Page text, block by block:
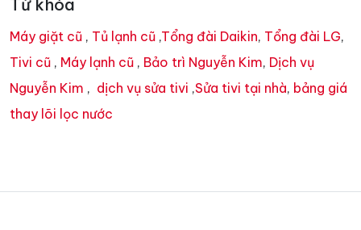
Từ khóa
Máy giặt cũ , Tủ lạnh cũ ,Tổng đài Daikin, Tổng đài LG,
Tivi cũ , Máy lạnh cũ , Bảo trì Nguyễn Kim, Dịch vụ
Nguyễn Kim , dịch vụ sửa tivi ,Sửa tivi tại nhà, bảng giá
thay lõi lọc nước